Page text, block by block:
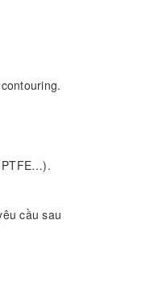
PTFE…).
cầu sau